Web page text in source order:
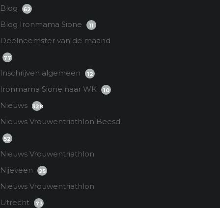
Blog 62
Blog Ironmama Sione 11
Deelneemster van de maand
77
Inschrijven algemeen 12
Ironmama Sione naar WK 10
Nieuws 328
Nieuws Vrouwentriathlon Beesd
52
Nieuws Vrouwentriathlon
Nijeveen
25
Nieuws Vrouwentriathlon
Utrecht
73